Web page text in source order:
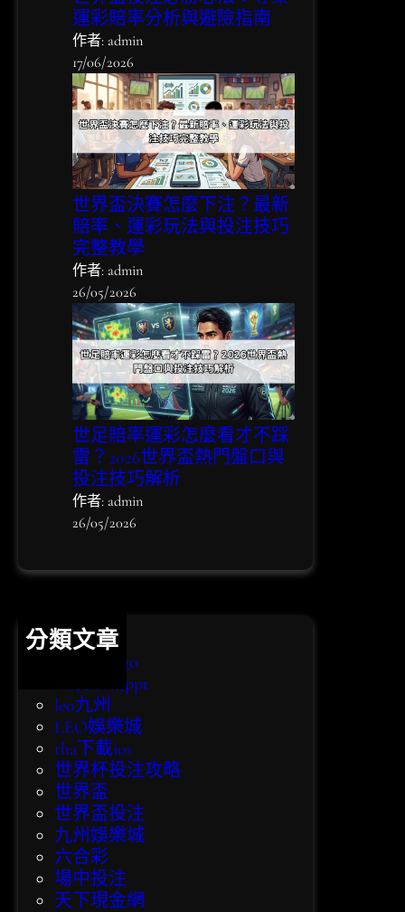
運彩賠率分析與避險指南
作者: admin
17/06/2026
世界盃決賽怎麼下注？最新
賠率、運彩玩法與投注技巧
完整教學
作者: admin
26/05/2026
世足賠率運彩怎麼看才不踩
雷？2026世界盃熱門盤口與
投注技巧解析
作者: admin
26/05/2026
分類文章
bingo bingo
eo娛樂城ppt
leo九州
LEO娛樂城
tha下載ios
世界杯投注攻略
世界盃
世界盃投注
九州娛樂城
六合彩
場中投注
天下現金網